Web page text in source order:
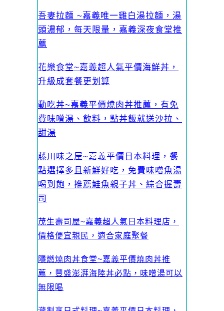
吾妻拉麵 ~嘉義唯一雞白湯拉麵，湯
頭濃郁，每天限量，嘉義深夜食堂推
薦
花樂食堂~嘉義超人氣平價海鮮丼，
升級成套餐更划算
動吃丼~嘉義平價燒肉丼推薦，有免
費味噌湯、飲料，點丼飯就送沙拉、
甜湯
藤川味之屋~嘉義平價日本料理，餐
點選擇多且新鮮好吃，免費味噌魚湯
喝到飽，推薦鮭魚親子丼、綜合握壽
司
茂生壽司屋~嘉義超人氣日本料理店，
價格便宜親民，適合家庭聚餐
隱燃燒肉丼食堂~嘉義平價燒肉丼推
薦，豐盛澎湃海陸丼必點，味噌湯可以
無限喝